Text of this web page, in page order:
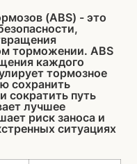
(ABS) - это
торможении. ABS
каждого
тормозное
сохранить
сократить путь
лучшее
риск заноса и
ситуациях
Mail